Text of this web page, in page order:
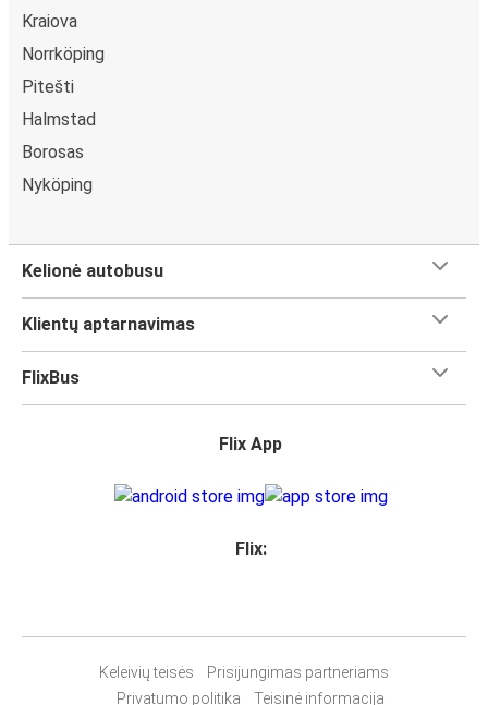
Kraiova
Norrköping
Pitešti
Halmstad
Borosas
Nyköping
Kelionė autobusu
Klientų aptarnavimas
FlixBus
Flix App
Flix:
Keleivių teisės
Prisijungimas partneriams
Privatumo politika
Teisinė informacija